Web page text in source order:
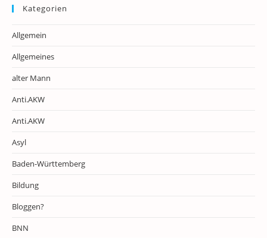
Kategorien
Allgemein
Allgemeines
alter Mann
Anti.AKW
Anti.AKW
Asyl
Baden-Württemberg
Bildung
Bloggen?
BNN